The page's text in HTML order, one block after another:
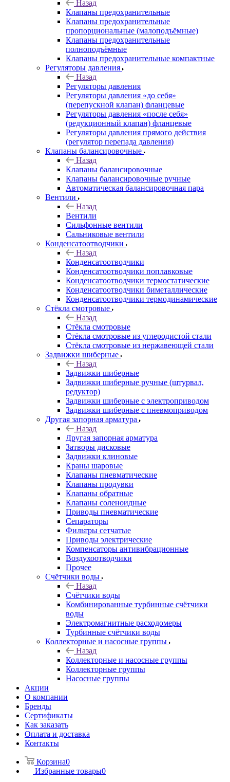
Назад
Клапаны предохранительные
Клапаны предохранительные
пропорциональные (малоподъёмные)
Клапаны предохранительные
полноподъёмные
Клапаны предохранительные компактные
Регуляторы давления
Назад
Регуляторы давления
Регуляторы давления «до себя»
(перепускной клапан) фланцевые
Регуляторы давления «после себя»
(редукционный клапан) фланцевые
Регуляторы давления прямого действия
(регулятор перепада давления)
Клапаны балансировочные
Назад
Клапаны балансировочные
Клапаны балансировочные ручные
Автоматическая балансировочная пара
Вентили
Назад
Вентили
Сильфонные вентили
Сальниковые вентили
Конденсатоотводчики
Назад
Конденсатоотводчики
Конденсатоотводчики поплавковые
Конденсатоотводчики термостатические
Конденсатоотводчики биметаллические
Конденсатоотводчики термодинамические
Стёкла смотровые
Назад
Стёкла смотровые
Стёкла смотровые из углеродистой стали
Стёкла смотровые из нержавеющей стали
Задвижки шиберные
Назад
Задвижки шиберные
Задвижки шиберные ручные (штурвал,
редуктор)
Задвижки шиберные с электроприводом
Задвижки шиберные с пневмоприводом
Другая запорная арматура
Назад
Другая запорная арматура
Затворы дисковые
Задвижки клиновые
Краны шаровые
Клапаны пневматические
Клапаны продувки
Клапаны обратные
Клапаны соленоидные
Приводы пневматические
Сепараторы
Фильтры сетчатые
Приводы электрические
Компенсаторы антивибрационные
Воздухоотводчики
Прочее
Счётчики воды
Назад
Счётчики воды
Комбинированные турбинные счётчики
воды
Электромагнитные расходомеры
Турбинные счётчики воды
Коллекторные и насосные группы
Назад
Коллекторные и насосные группы
Коллекторные группы
Насосные группы
Акции
О компании
Бренды
Сертификаты
Как заказать
Оплата и доставка
Контакты
Корзина0
Избранные товары0